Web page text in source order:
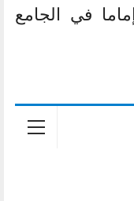
في الجامع